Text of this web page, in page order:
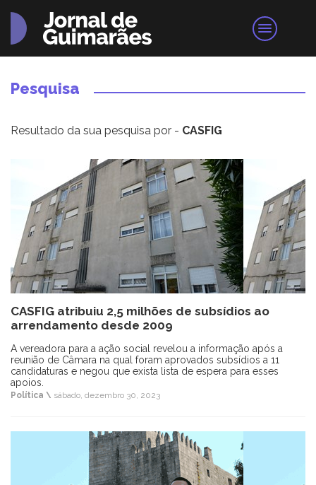
Pesquisa
Resultado da sua pesquisa por - CASFIG
CASFIG atribuiu 2,5 milhões de subsídios ao
arrendamento desde 2009
A vereadora para a ação social revelou a informação após a
reunião de Câmara na qual foram aprovados subsídios a 11
candidaturas e negou que exista lista de espera para esses
apoios.
Política \ sábado, dezembro 30, 2023